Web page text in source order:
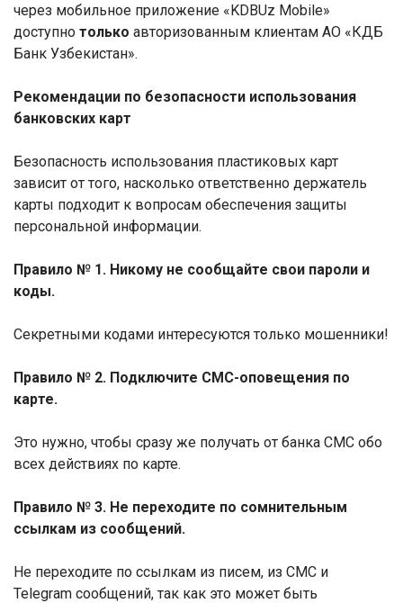
через мобильное приложение «KDBUz Mobile»
доступно только авторизованным клиентам АО «КДБ
Банк Узбекистан».
Рекомендации по безопасности использования
банковских карт
Безопасность использования пластиковых карт
зависит от того, насколько ответственно держатель
карты подходит к вопросам обеспечения защиты
персональной информации.
Правило № 1. Никому не сообщайте свои пароли и
коды.
Секретными кодами интересуются только мошенники!
Правило № 2. Подключите СМС-оповещения по
карте.
Это нужно, чтобы сразу же получать от банка СМС обо
всех действиях по карте.
Правило № 3. Не переходите по сомнительным
ссылкам из сообщений.
Не переходите по ссылкам из писем, из СМС и
Telegram сообщений, так как это может быть